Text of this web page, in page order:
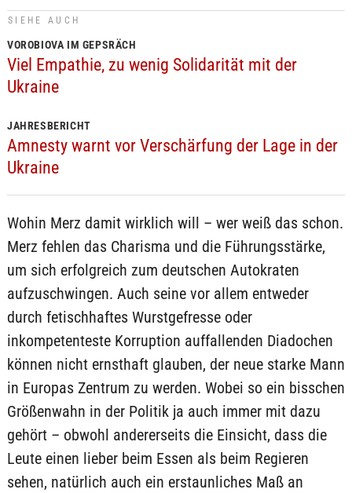
SIEHE AUCH
VOROBIOVA IM GEPSRÄCH
Viel Empathie, zu wenig Solidarität mit der
Ukraine
JAHRESBERICHT
Amnesty warnt vor Verschärfung der Lage in der
Ukraine
Wohin Merz damit wirklich will – wer weiß das schon.
Merz fehlen das Charisma und die Führungsstärke,
um sich erfolgreich zum deutschen Autokraten
aufzuschwingen. Auch seine vor allem entweder
durch fetischhaftes Wurstgefresse oder
inkompetenteste Korruption auffallenden Diadochen
können nicht ernsthaft glauben, der neue starke Mann
in Europas Zentrum zu werden. Wobei so ein bisschen
Größenwahn in der Politik ja auch immer mit dazu
gehört – obwohl andererseits die Einsicht, dass die
Leute einen lieber beim Essen als beim Regieren
sehen, natürlich auch ein erstaunliches Maß an